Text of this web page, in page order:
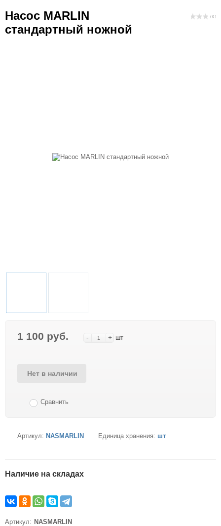
Насос MARLIN
стандартный ножной
( 0 )
1 100 руб. - + шт
Нет в наличии
Сравнить
Артикул: NASMARLIN Единица хранения: шт
Наличие на складах
Артикул: NASMARLIN